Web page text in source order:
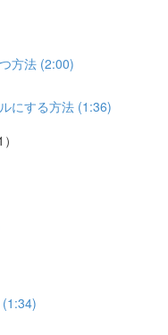
方法 (2:00)
にする方法 (1:36)